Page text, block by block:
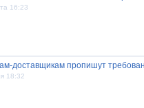
16:23
доставщикам пропишут
18:32